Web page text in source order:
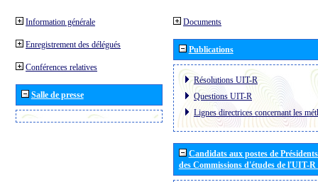
Information générale
Enregistrement des délégués
Conférences relatives
Salle de presse
Documents
Publications
Résolutions UIT-R
Questions UIT-R
Lignes directrices concernant les
Candidats aux postes de
des Commissions d'études de l'UIT-